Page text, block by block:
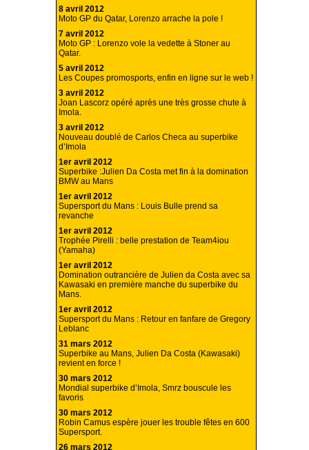
8 avril 2012
Moto GP du Qatar, Lorenzo arrache la pole !
7 avril 2012
Moto GP : Lorenzo vole la vedette à Stoner au
Qatar.
5 avril 2012
Les Coupes promosports, enfin en ligne sur le web !
3 avril 2012
Joan Lascorz opéré après une très grosse chute à
Imola.
3 avril 2012
Nouveau doublé de Carlos Checa au superbike
d’Imola
1er avril 2012
Superbike :Julien Da Costa met fin à la domination
BMW au Mans
1er avril 2012
Supersport du Mans : Louis Bulle prend sa
revanche
1er avril 2012
Trophée Pirelli : belle prestation de Team4iou
(Yamaha)
1er avril 2012
Domination outrancière de Julien da Costa avec sa
Kawasaki en première manche du superbike du
Mans.
1er avril 2012
Supersport du Mans : Retour en fanfare de Gregory
Leblanc
31 mars 2012
Superbike au Mans, Julien Da Costa (Kawasaki)
revient en force !
30 mars 2012
Mondial superbike d’Imola, Smrz bouscule les
favoris
30 mars 2012
Robin Camus espère jouer les trouble fêtes en 600
Supersport.
26 mars 2012